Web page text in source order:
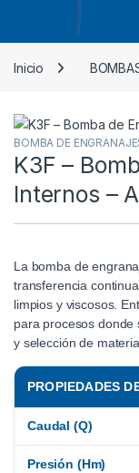
Inicio
BOMBA DE
K3F –
Internos –
La bomba de
transferencia
limpios y viscosos.
para procesos donde
y selección de
PROPIEDADES
Caudal (Q)
Presión (Hm)